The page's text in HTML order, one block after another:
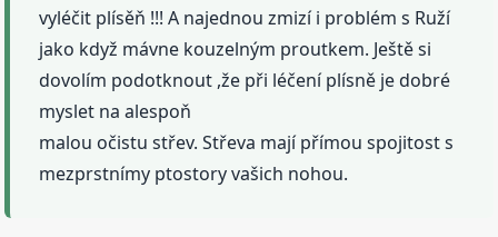
vyléčit plísěň !!! A najednou zmizí i problém s Ruží
jako když mávne kouzelným proutkem. Ještě si
dovolím podotknout ,že při léčení plísně je dobré
myslet na alespoň
malou očistu střev. Střeva mají přímou spojitost s
mezprstnímy ptostory vašich nohou.